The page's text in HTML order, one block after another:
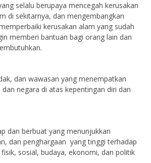
selalu berupaya mencegah kerusakan
di sekitarnya, dan mengembangkan
kerusakan alam yang sudah
memberi bantuan bagi orang lain dan
dan wawasan yang menempatkan
negara di atas kepentingan diri dan
dan berbuat yang menunjukkan
dan penghargaan yang tinggi terhadap
sosial, budaya, ekonomi, dan politik